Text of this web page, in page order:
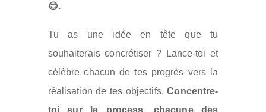
😊.
Tu as une idée en tête que tu
souhaiterais concrétiser ? Lance-toi et
célèbre chacun de tes progrès vers la
réalisation de tes objectifs.Concentre-
toi sur le process, chacune des